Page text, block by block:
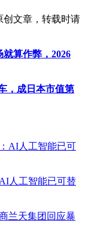
创文章，转载时请
算作弊，2026
，成日本市值第
人工智能已可替